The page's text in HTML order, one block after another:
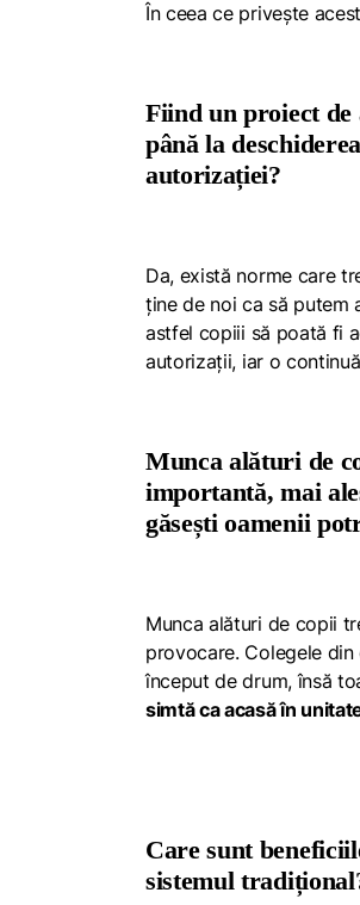
În ceea ce privește
Fiind un proiect de
până la
autorizației?
Da, există norme care
ține de noi ca să putem
astfel copiii să poată fi
autorizații, iar o
Munca alături de
importantă, mai
găsești oamenii
Munca alături de copii
provocare. Colegele din
început de drum, însă
simtă ca acasă în
Care sunt
sistemul